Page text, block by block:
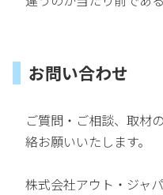
お問い合わせ
ご質問・ご相談、取材
絡お願いいたします。
株式会社アウト・ジャ